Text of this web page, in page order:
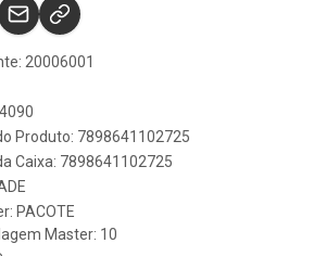
20006001
Produto: 7898641102725
Caixa: 7898641102725
PACOTE
Master: 10